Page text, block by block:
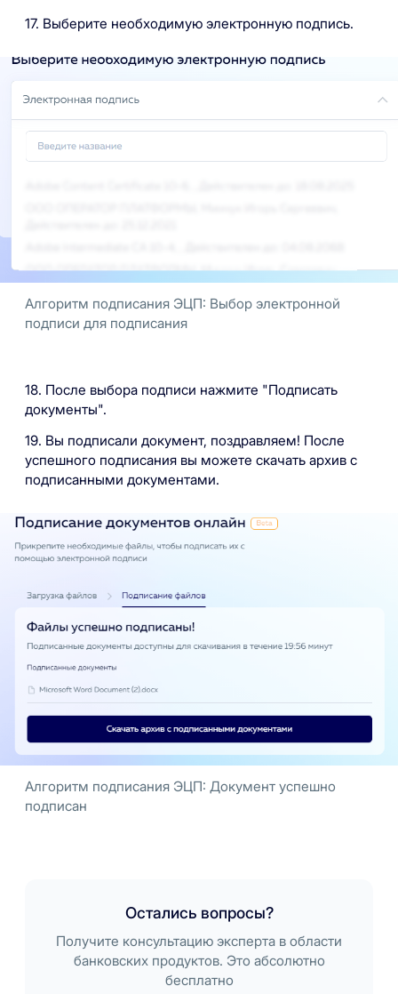
17. Выберите необходимую электронную подпись.
Алгоритм подписания ЭЦП: Выбор электронной
подписи для подписания
18. После выбора подписи нажмите "Подписать
документы".
19. Вы подписали документ, поздравляем! После
успешного подписания вы можете скачать архив с
подписанными документами.
Алгоритм подписания ЭЦП: Документ успешно
подписан
Остались вопросы?
Получите консультацию эксперта в области
банковских продуктов. Это абсолютно
бесплатно